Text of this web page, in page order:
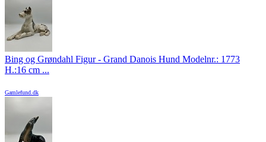
Bing og Grøndahl Figur - Grand Danois Hund Modelnr.: 1773
H.:16 cm ...
Gamlefund.dk